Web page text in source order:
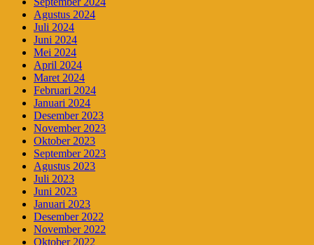
Agustus 2024
Juli 2024
Juni 2024
Mei 2024
April 2024
Maret 2024
Februari 2024
Januari 2024
Desember 2023
November 2023
Oktober 2023
September 2023
Agustus 2023
Juli 2023
Juni 2023
Januari 2023
Desember 2022
November 2022
Oktober 2022